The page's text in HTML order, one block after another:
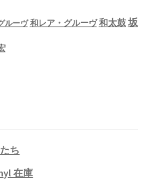
ルーヴ 和レア・グルーヴ 和太鼓坂
ち
在庫